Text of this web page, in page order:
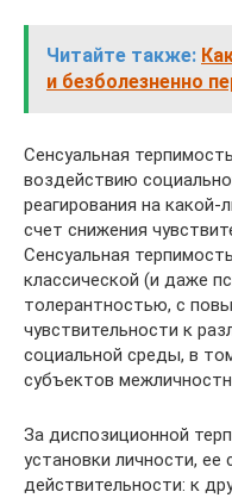
Читайте также:
и безболезненно
Сенсуальная
воздействию
реагирования на
счет снижения
Сенсуальная
классической (и даже
толерантностью, с
чувствительности к
социальной среды, в
субъектов
За диспозиционной
установки личности,
действительности: к